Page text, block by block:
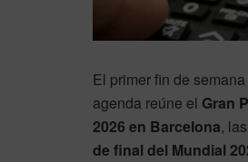
El primer fin de
agenda reúne el Gran
2026 en Barcelona,
de final del Mundial